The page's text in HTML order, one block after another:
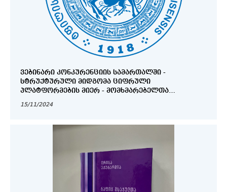
ᲕᲔᲑᲘᲜᲐᲠᲘ ᲙᲝᲜᲙᲣᲠᲔᲜᲪᲘᲘᲡ ᲡᲐᲛᲐᲠᲗᲐᲚᲨᲘ -
ᲡᲢᲠᲣᲥᲢᲣᲠᲣᲚᲘ ᲛᲘᲓᲒᲝᲛᲐ ᲪᲘᲤᲠᲣᲚᲘ
ᲞᲚᲐᲢᲤᲝᲠᲛᲔᲑᲘᲡ ᲛᲘᲔᲠ - ᲛᲝᲛᲮᲛᲐᲠᲔᲑᲔᲚᲗᲐ
15/11/2024